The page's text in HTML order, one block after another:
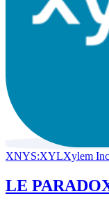
XNYS:XYLXylem
LE